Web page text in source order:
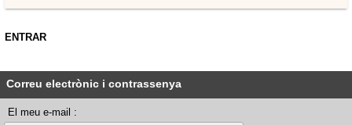
ENTRAR
Correu electrònic i contrassenya
El meu e-mail :